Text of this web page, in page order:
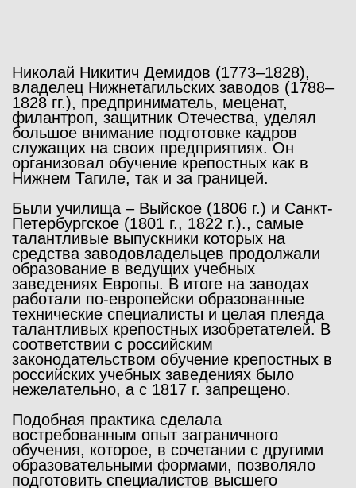
Николай Никитич Демидов (1773–1828),
владелец Нижнетагильских заводов (1788–
1828 гг.), предприниматель, меценат,
филантроп, защитник Отечества, уделял
большое внимание подготовке кадров
служащих на своих предприятиях. Он
организовал обучение крепостных как в
Нижнем Тагиле, так и за границей.
Были училища – Выйское (1806 г.) и Санкт-
Петербургское (1801 г., 1822 г.)., самые
талантливые выпускники которых на
средства заводовладельцев продолжали
образование в ведущих учебных
заведениях Европы. В итоге на заводах
работали по-европейски образованные
технические специалисты и целая плеяда
талантливых крепостных изобретателей. В
соответствии с российским
законодательством обучение крепостных в
российских учебных заведениях было
нежелательно, а с 1817 г. запрещено.
Подобная практика сделала
востребованным опыт заграничного
обучения, которое, в сочетании с другими
образовательными формами, позволяло
подготовить специалистов высшего